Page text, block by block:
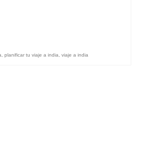
planificar tu viaje a india viaje a india